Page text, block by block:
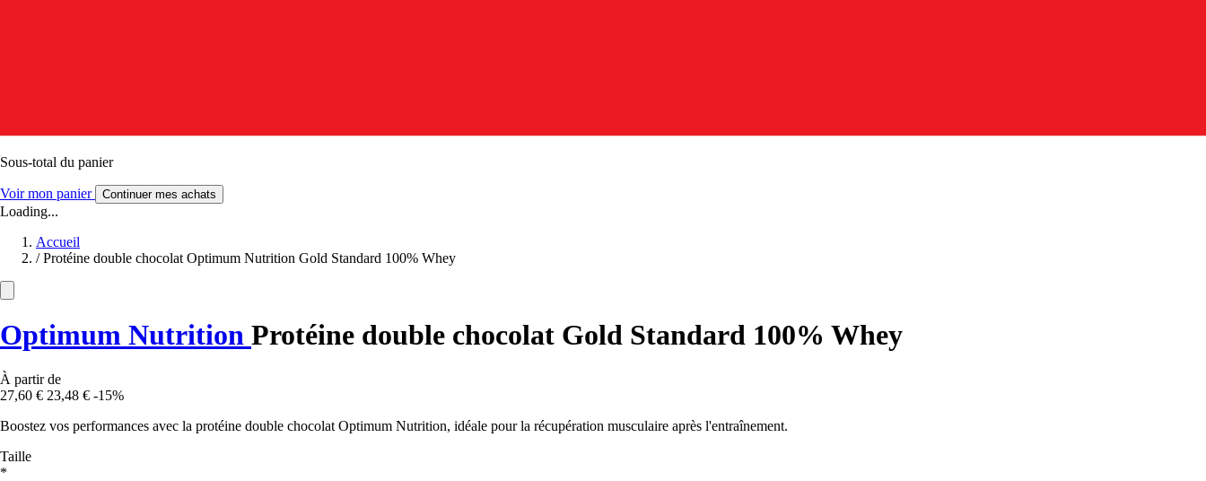
Sous-total du panier
Voir mon panier Continuer mes achats
Loading...
Accueil
/ Protéine double chocolat Optimum Nutrition Gold Standard 100% Whey
Optimum Nutrition Protéine double chocolat Gold Standard 100% Whey
À partir de
27,60 € 23,48 € -15%
Boostez vos performances avec la protéine double chocolat Optimum Nutrition, idéale pour la récupération musculaire après l'entraînement.
Taille
*